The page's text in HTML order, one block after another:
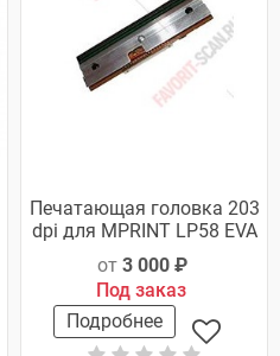
Печатающая головка 203
dpi для MPRINT LP58 EVA
от 3 000 ₽
Под заказ
Подробнее